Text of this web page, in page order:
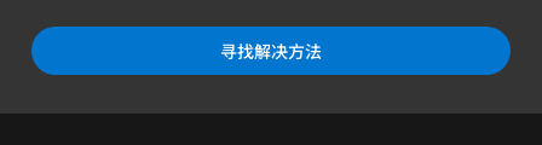
寻找解决方法